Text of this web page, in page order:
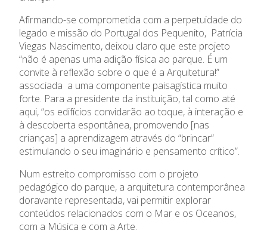
Colaboradores
Organigrama
Afirmando-se comprometida com a perpetuidade do
legado e missão do Portugal dos Pequenito, Patrícia
Viegas Nascimento, deixou claro que este projeto
“não é apenas uma adição física ao parque. É um
convite à reflexão sobre o que é a Arquitetura!”
associada a uma componente paisagística muito
forte. Para a presidente da instituição, tal como até
aqui, “os edifícios convidarão ao toque, à interação e
à descoberta espontânea, promovendo [nas
crianças] a aprendizagem através do “brincar”
estimulando o seu imaginário e pensamento crítico”.
Num estreito compromisso com o projeto
pedagógico do parque, a arquitetura contemporânea
doravante representada, vai permitir explorar
conteúdos relacionados com o Mar e os Oceanos,
com a Música e com a Arte.